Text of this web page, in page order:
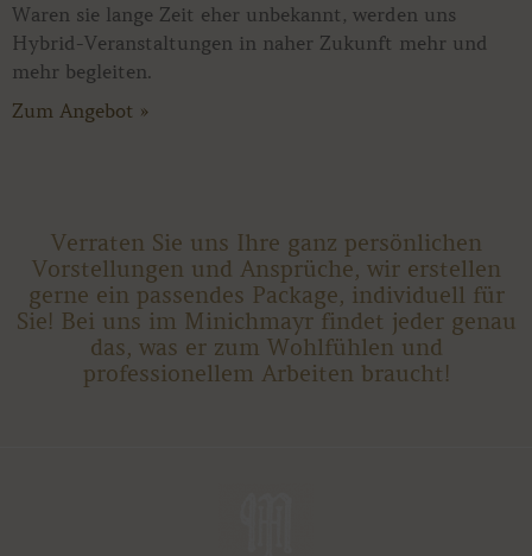
Waren sie lange Zeit eher unbekannt, werden uns
Hybrid-Veranstaltungen in naher Zukunft mehr und
mehr begleiten.
Zum Angebot »
Verraten Sie uns Ihre ganz persönlichen
Vorstellungen und Ansprüche, wir erstellen
gerne ein passendes Package, individuell für
Sie! Bei uns im Minichmayr findet jeder genau
das, was er zum Wohlfühlen und
professionellem Arbeiten braucht!